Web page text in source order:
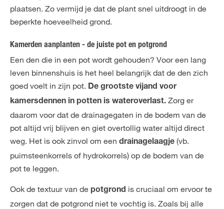
plaatsen. Zo vermijd je dat de plant snel uitdroogt in de
beperkte hoeveelheid grond.
Kamerden aanplanten - de juiste pot en potgrond
Een den die in een pot wordt gehouden? Voor een lang
leven binnenshuis is het heel belangrijk dat de den zich
goed voelt in zijn pot. De grootste vijand voor
kamersdennen in potten is wateroverlast. Zorg er
daarom voor dat de drainagegaten in de bodem van de
pot altijd vrij blijven en giet overtollig water altijd direct
weg. Het is ook zinvol om een drainagelaagje (vb.
puimsteenkorrels of hydrokorrels) op de bodem van de
pot te leggen.
Ook de textuur van de potgrond is cruciaal om ervoor te
zorgen dat de potgrond niet te vochtig is. Zoals bij alle